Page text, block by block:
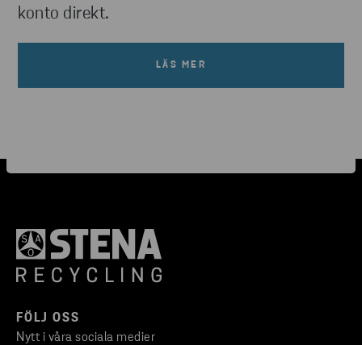
konto direkt.
LÄS MER
FÖLJ OSS
Nytt i våra sociala medier